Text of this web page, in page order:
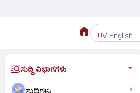
UV English
ಸುದ್ದಿ ವಿಭಾಗಗಳು
ಸುದ್ದಿಗಳು